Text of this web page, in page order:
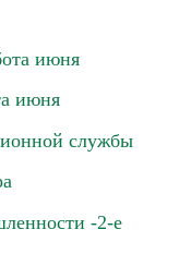
июня
июня
службы
-2-е